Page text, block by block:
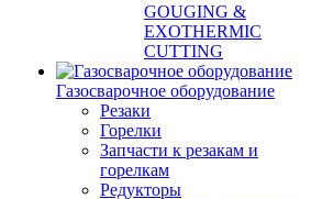
GOUGING &
EXOTHERMIC
CUTTING
Газосварочное оборудование
Резаки
Горелки
Запчасти к резакам и
горелкам
Редукторы